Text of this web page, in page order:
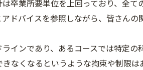
卒業所要単位を上回っており、全
ドバイスを参照しながら、皆さん
インであり、あるコースでは特定
なくなるというような拘束や制限